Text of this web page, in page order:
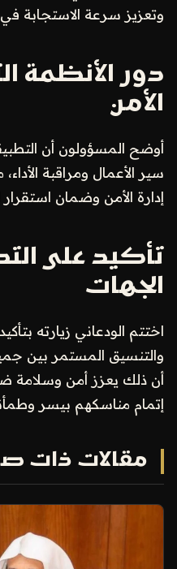
وتعزيز سرعة الاستجابة
دور الأنظمة
الأمن
أوضح المسؤولون أن
سير الأعمال ومراقبة
إدارة الأمن وضمان
تأكيد على
الجهات
اختتم الودعاني زيارته
والتنسيق المستمر بين
أن ذلك يعزز أمن
إتمام مناسكهم بيسر
مقالات ذات